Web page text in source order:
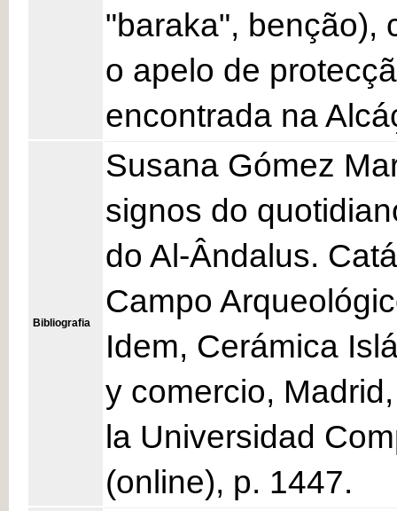
"baraka", benção),
o apelo de
encontrada na
Bibliografia
Susana Gómez
signos do
do Al-Ândalus.
Campo
Idem, Cerámica
y comercio,
la Universidad
(online), p. 1447.